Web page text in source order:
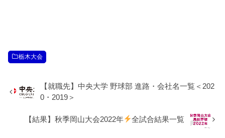
栃木大会
【就職先】中央大学 野球部 進路・会社名一覧＜202
0・2019＞
【結果】秋季岡山大会2022年 全試合結果一覧